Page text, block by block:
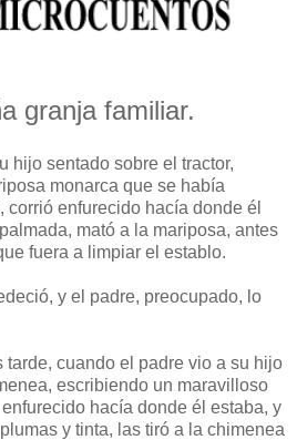
granja familiar.
hijo sentado sobre el tractor,
monarca que se había
corrió enfurecido hacía donde él
mató a la mariposa, antes
fuera a limpiar el establo.
y el padre, preocupado, lo
tarde, cuando el padre vio a su hijo
escribiendo un maravilloso
hacía donde él estaba, y
y tinta, las tiró a la chimenea